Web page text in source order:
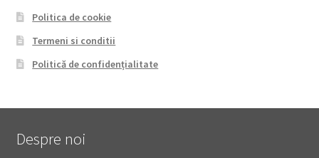
Politica de cookie
Termeni si conditii
Politică de confidențialitate
Despre noi